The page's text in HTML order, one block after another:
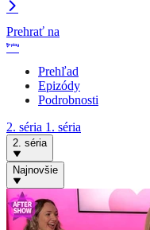
Prehrať na
Prehľad
Epizódy
Podrobnosti
2. séria 1. séria
2. séria
Najnovšie